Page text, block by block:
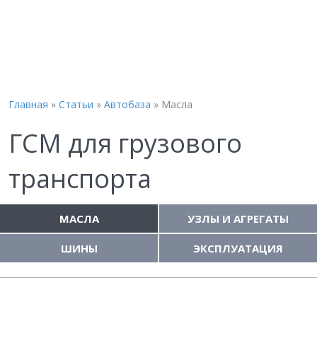
Главная » Статьи » Автобаза » Масла
ГСМ для грузового
транспорта
МАСЛА УЗЛЫ И АГРЕГАТЫ
ШИНЫ ЭКСПЛУАТАЦИЯ